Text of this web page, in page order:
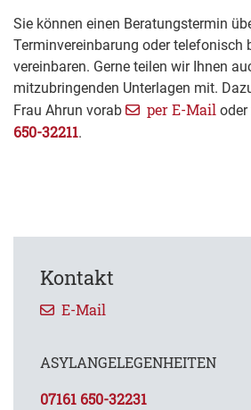
Sie können einen Beratungstermin
Terminvereinbarung oder telefonisch
vereinbaren. Gerne teilen wir Ihnen
mitzubringenden Unterlagen mit.
Frau Ahrun vorab
per E-Mail
650-32211.
Kontakt
E-Mail
ASYLANGELEGENHEITEN
07161 650-32231